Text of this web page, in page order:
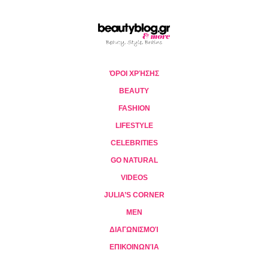
ΌΡΟΙ ΧΡΉΣΗΣ
BEAUTY
FASHION
LIFESTYLE
CELEBRITIES
GO NATURAL
VIDEOS
JULIA’S CORNER
MEN
ΔΙΑΓΩΝΙΣΜΟΊ
ΕΠΙΚΟΙΝΩΝΊΑ